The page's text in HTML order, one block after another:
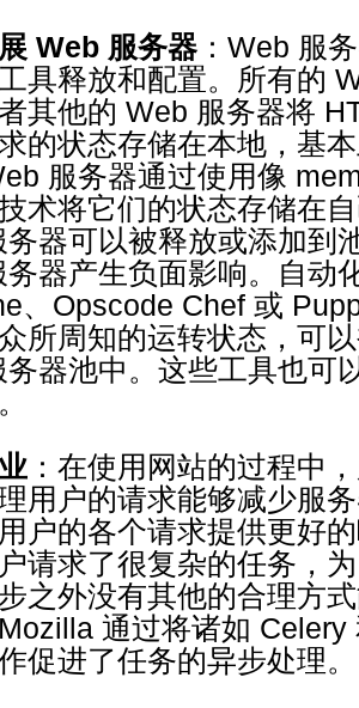
Web 服务器 ：Web 服
具释放和配置。所有的
其他的 Web 服务器将
的状态存储在本地，基
服务器通过使用像
术将它们的状态存储在
器可以被释放或添加到
器产生负面影响。自动
、Opscode Chef 或
所周知的运转状态，可
器池中。这些工具也可
：在使用网站的过程中
用户的请求能够减少服
户的各个请求提供更好
请求了很复杂的任务，
之外没有其他的合理方
通过将诸如 Celery
促进了任务的异步处理。